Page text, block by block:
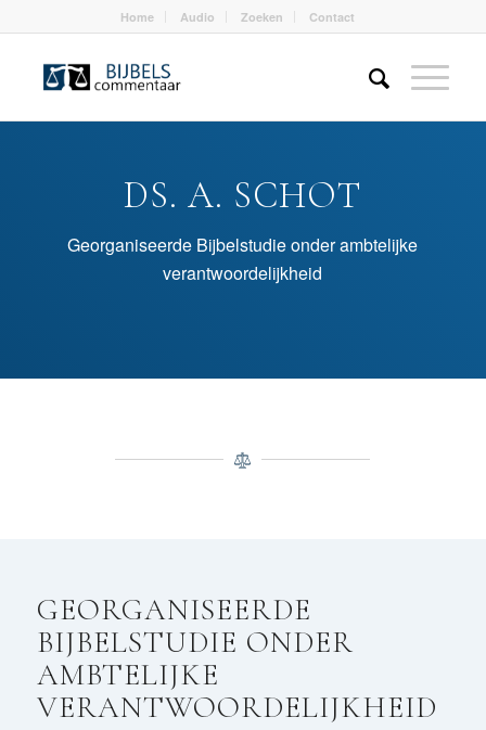
Home Audio Zoeken Contact
DS. A. SCHOT
Georganiseerde Bijbelstudie onder ambtelijke
verantwoordelijkheid
GEORGANISEERDE
BIJBELSTUDIE ONDER
AMBTELIJKE
VERANTWOORDELIJKHEID